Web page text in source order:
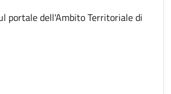
portale dell'Ambito Territoriale di
PER LA CONTINUITÀ DEI